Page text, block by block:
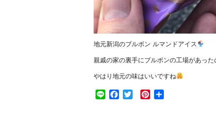
地元新潟のブルボン ルマンドアイス
親戚の家の裏手にブルボンの工場があっ
やはり地元の味はいいですね
Line Facebook
Twitter Pinterest